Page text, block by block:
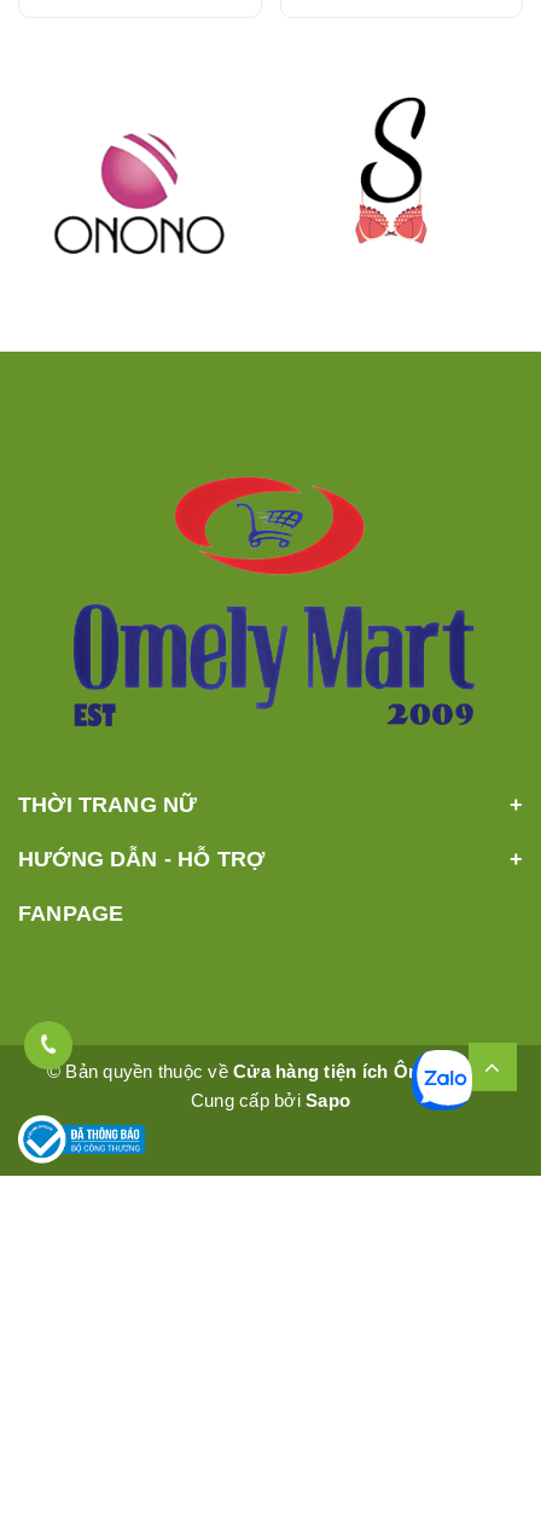
THỜI TRANG NỮ
HƯỚNG DẪN - HỖ TRỢ
FANPAGE
© Bản quyền thuộc vềCửa hàng tiện ích Ômêly Mart
Cung cấp bởiSapo